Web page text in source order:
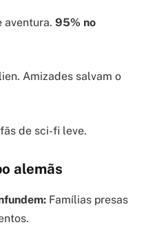
aventura. 95% no
Amizades salvam o
de sci-fi leve.
alemãs
Famílias presas